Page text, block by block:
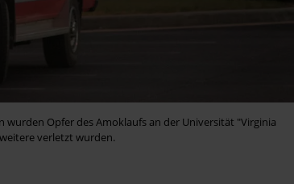
Opfer des Amoklaufs an der Universität "Virginia
verletzt wurden.